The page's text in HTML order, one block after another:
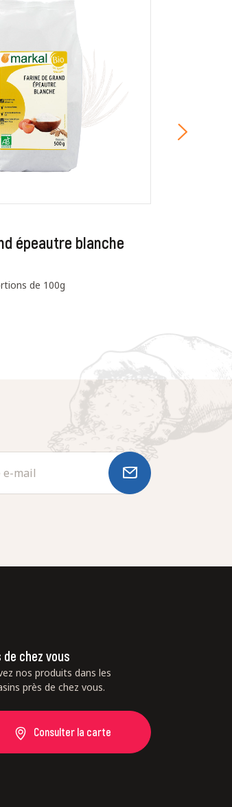
saisi, la note et le
légales. *
épeautre blanche
de 100g
de chez vous
nos produits dans les
près de chez vous.
Consulter la carte